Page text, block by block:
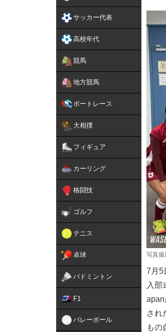
サッカー代表
高校年代
競馬
地方競馬
ボートレース
大相撲
フィギュア
カーリング
格闘技
ゴルフ
テニス
卓球
バドミントン
F1
バレーボール
写真撮
7月5
入部
apan
され
もの